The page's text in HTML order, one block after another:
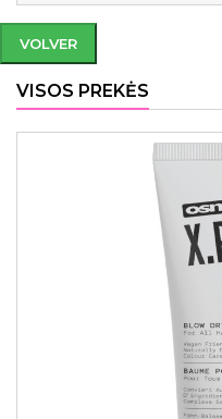
VOLVER
VISOS PREKĖS